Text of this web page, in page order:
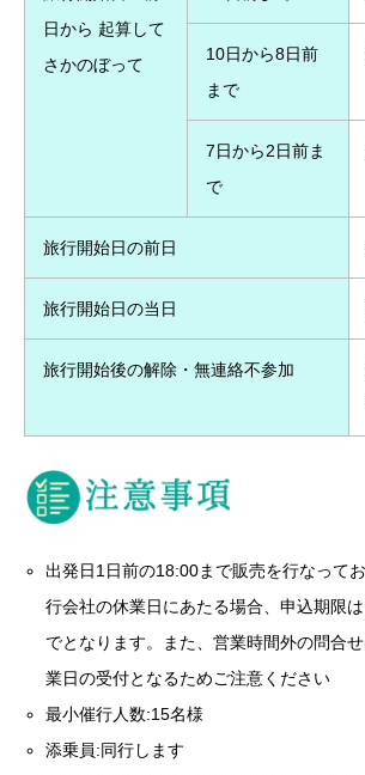
日から 起算して
さかのぼって
10日から8日前
まで
7日から2日前ま
で
旅行開始日の前日
旅行開始日の当日
旅行開始後の解除・無連絡不参加
出発日1日前の18:00まで販売を行なって
行会社の休業日にあたる場合、申込期限
でとなります。また、営業時間外の問合
業日の受付となるためご注意ください
最小催行人数:15名様
添乗員:同行します